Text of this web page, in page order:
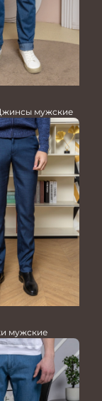
мужские
мужские